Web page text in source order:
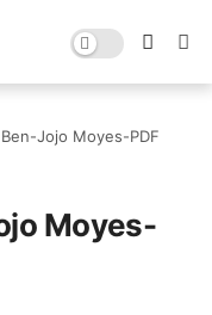
Jojo Moyes-PDF
Moyes-